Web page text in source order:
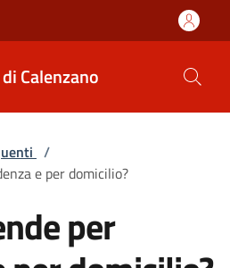
Calenzano
/
e per domicilio?
per